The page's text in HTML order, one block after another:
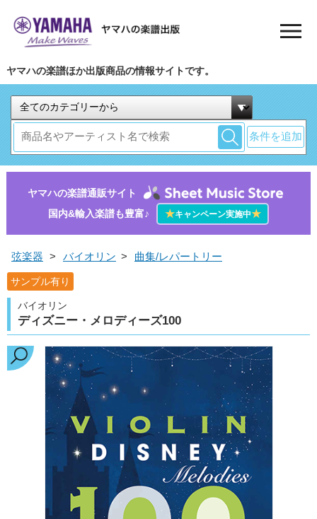
ヤマハの楽譜ほか出版商品の情報サイトです。
条件を追加
ヤマハの楽譜通販サイト
国内&輸入楽譜も豊富♪
★キャンペーン実施中★
弦楽器 > バイオリン > 曲集/レパートリー
サンプル有り
バイオリン
ディズニー・メロディーズ100